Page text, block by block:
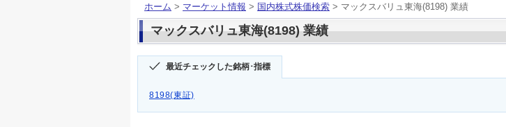
ホーム > マーケット情報 > 国内株式株価検索 > マックスバリュ東海(8198) 業績
マックスバリュ東海(8198) 業績
最近チェックした銘柄･指標
8198(東証)